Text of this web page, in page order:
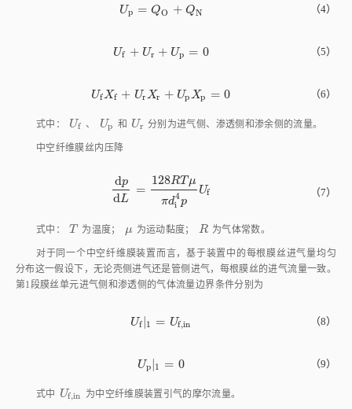
Up = QO + QN
U p= QO +Q N （4）
Uf + Ur + Up = 0
Uf +U r+Up=0 （5）
Uf Xf + Ur Xr + Up Xp = 0
Uf Xf +UrX r+UpXp= 0 （6）
式中： Uf
Uf 、 Up
Up 和 Ur
Ur 分别为进气侧、渗透侧和渗余侧的流量。
中空纤维膜丝内压降
dp
dL
=
128RT μ
πd4
i p
Uf
dpd L=128RTμπdi4p （7）
式中： T
T 为温度； μ
μ 为运动黏度； R
R 为气体常数。
对于同一个中空纤维膜装置而言，基于装置中的每根膜丝进气量均匀
分布这一假设下，无论壳侧进气还是管侧进气，每根膜丝的进气流量一致。
第1段膜丝单元进气侧和渗透侧的气体流量边界条件分别为
Uf 1 = Uf,in
U f1 =Uf,in （8）
Up 1 = 0
U p 1=0 （9）
式中 Uf,in
Uf,in 为中空纤维膜装置引气的摩尔流量。